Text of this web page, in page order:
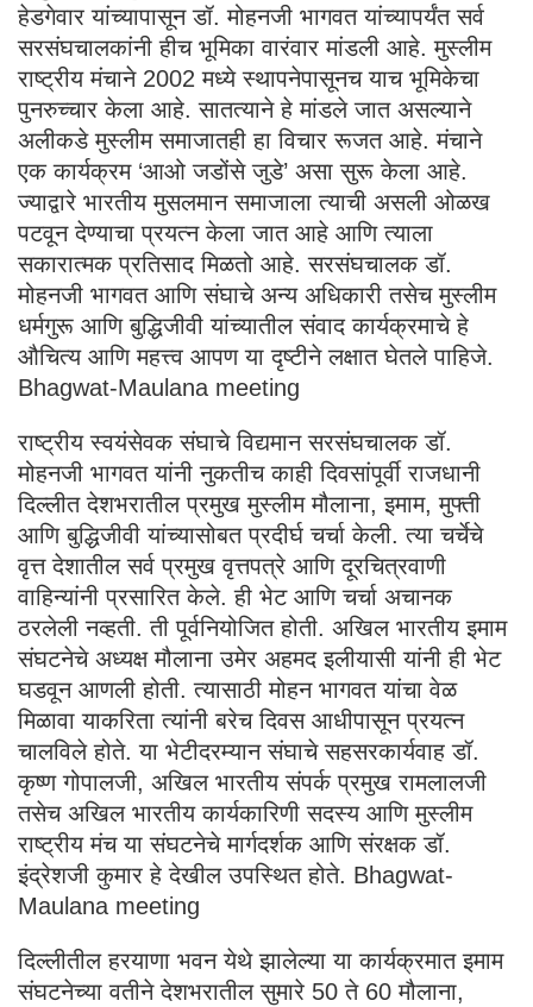
हेडगेवार यांच्यापासून डॉ. मोहनजी भागवत यांच्यापर्यंत सर्व
सरसंघचालकांनी हीच भूमिका वारंवार मांडली आहे. मुस्लीम
राष्ट्रीय मंचाने 2002 मध्ये स्थापनेपासूनच याच भूमिकेचा
पुनरुच्चार केला आहे. सातत्याने हे मांडले जात असल्याने
अलीकडे मुस्लीम समाजातही हा विचार रूजत आहे. मंचाने
एक कार्यक्रम ‘आओ जडोंसे जुडे’ असा सुरू केला आहे.
ज्याद्वारे भारतीय मुसलमान समाजाला त्याची असली ओळख
पटवून देण्याचा प्रयत्न केला जात आहे आणि त्याला
सकारात्मक प्रतिसाद मिळतो आहे. सरसंघचालक डॉ.
मोहनजी भागवत आणि संघाचे अन्य अधिकारी तसेच मुस्लीम
धर्मगुरू आणि बुद्धिजीवी यांच्यातील संवाद कार्यक्रमाचे हे
औचित्य आणि महत्त्व आपण या दृष्टीने लक्षात घेतले पाहिजे.
Bhagwat-Maulana meeting
राष्ट्रीय स्वयंसेवक संघाचे विद्यमान सरसंघचालक डॉ.
मोहनजी भागवत यांनी नुकतीच काही दिवसांपूर्वी राजधानी
दिल्लीत देशभरातील प्रमुख मुस्लीम मौलाना, इमाम, मुफ्ती
आणि बुद्धिजीवी यांच्यासोबत प्रदीर्घ चर्चा केली. त्या चर्चेचे
वृत्त देशातील सर्व प्रमुख वृत्तपत्रे आणि दूरचित्रवाणी
वाहिन्यांनी प्रसारित केले. ही भेट आणि चर्चा अचानक
ठरलेली नव्हती. ती पूर्वनियोजित होती. अखिल भारतीय इमाम
संघटनेचे अध्यक्ष मौलाना उमेर अहमद इलीयासी यांनी ही भेट
घडवून आणली होती. त्यासाठी मोहन भागवत यांचा वेळ
मिळावा याकरिता त्यांनी बरेच दिवस आधीपासून प्रयत्न
चालविले होते. या भेटीदरम्यान संघाचे सहसरकार्यवाह डॉ.
कृष्ण गोपालजी, अखिल भारतीय संपर्क प्रमुख रामलालजी
तसेच अखिल भारतीय कार्यकारिणी सदस्य आणि मुस्लीम
राष्ट्रीय मंच या संघटनेचे मार्गदर्शक आणि संरक्षक डॉ.
इंद्रेशजी कुमार हे देखील उपस्थित होते. Bhagwat-
Maulana meeting
दिल्लीतील हरयाणा भवन येथे झालेल्या या कार्यक्रमात इमाम
संघटनेच्या वतीने देशभरातील सुमारे 50 ते 60 मौलाना,